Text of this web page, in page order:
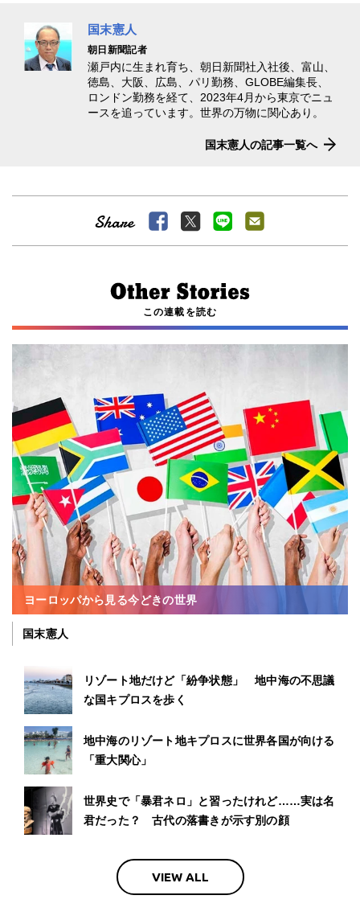
国末憲人
朝日新聞記者
瀬戸内に生まれ育ち、朝日新聞社入社後、富山、
徳島、大阪、広島、パリ勤務、GLOBE編集長、
ロンドン勤務を経て、2023年4月から東京でニュ
ースを追っています。世界の万物に関心あり。
国末憲人の記事一覧へ
この連載を読む
ヨーロッパから見る今どきの世界
国末憲人
リゾート地だけど「紛争状態」 地中海の不思議
な国キプロスを歩く
地中海のリゾート地キプロスに世界各国が向ける
「重大関心」
世界史で「暴君ネロ」と習ったけれど……実は名
君だった？ 古代の落書きが示す別の顔
VIEW ALL